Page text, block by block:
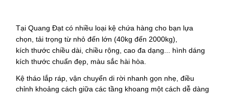
Tại Quang Đạt có nhiều loại kệ chứa hàng cho bạn lựa
chọn, tải trọng từ nhỏ đến lớn (40kg đến 2000kg),
kích thước chiều dài, chiều rộng, cao đa dạng... hình dáng
kích thước chuẩn đẹp, màu sắc hài hòa.
Kệ tháo lắp ráp, vận chuyển di rời nhanh gọn nhẹ, điều
chỉnh khoảng cách giữa các tầng khoang một cách dễ dàng